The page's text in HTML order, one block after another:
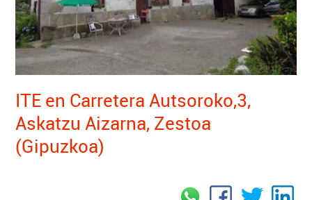
ITE en Carretera Autsoroko,3,
Askatzu Aizarna, Zestoa
(Gipuzkoa)